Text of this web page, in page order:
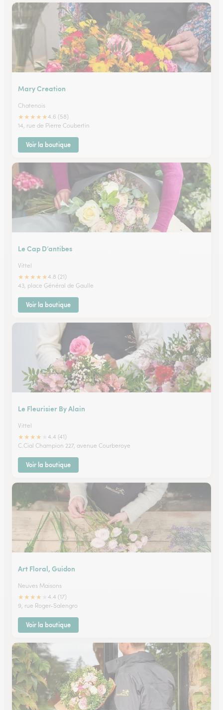
Mary Creation
Chatenois
★★★★★4.6 (58)
14, rue de Pierre Coubertin
Voir la boutique
Le Cap D’antibes
Vittel
★★★★★4.8 (21)
43, place Général de Gaulle
Voir la boutique
Le Fleurisier By Alain
Vittel
★★★★
4.4 (41)
C.Cial Champion 227, avenue Courberoye
Voir la boutique
Art Floral, Guidon
Neuves Maisons
★★★★
4.4 (17)
9, rue Roger-Salengro
Voir la boutique